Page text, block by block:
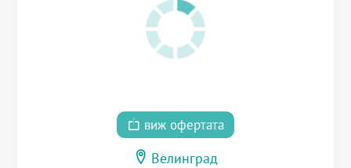
виж офертата
Велинград